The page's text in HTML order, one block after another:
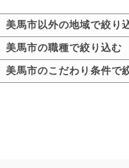
美馬市以外の地域で絞り
美馬市の職種で絞り込む
美馬市のこだわり条件で